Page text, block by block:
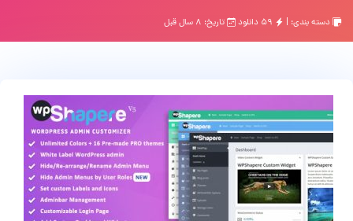
دسته بندی: | تاریخ: ۸ سال قبل